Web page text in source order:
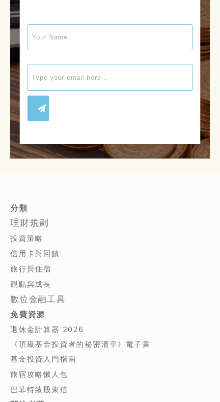
分類
理財規劃
投資策略
信用卡與回饋
旅行與住宿
觀點與成長
數位金融工具
免費資源
退休金計算器 2026
《頂級基金投資者的秘密清單》電子書
基金投資入門指南
旅宿攻略懶人包
巴菲特致股東信